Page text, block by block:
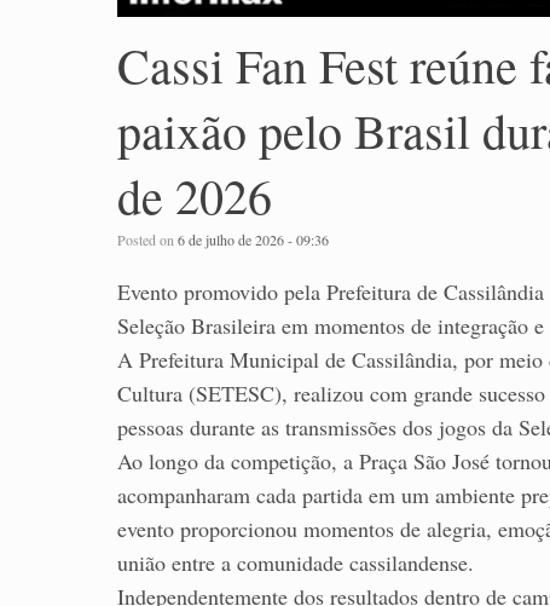
Cassi Fan Fest reúne
paixão pelo Brasil
de 2026
Posted on6 de julho de 2026 - 09:36
Evento promovido pela Prefeitura de
Seleção Brasileira em momentos de integração
A Prefeitura Municipal de Cassilândia, por
Cultura (SETESC), realizou com grande
pessoas durante as transmissões dos jogos da
Ao longo da competição, a Praça São José
acompanharam cada partida em um ambiente
evento proporcionou momentos de alegria,
união entre a comunidade cassilandense.
Independentemente dos resultados dentro de